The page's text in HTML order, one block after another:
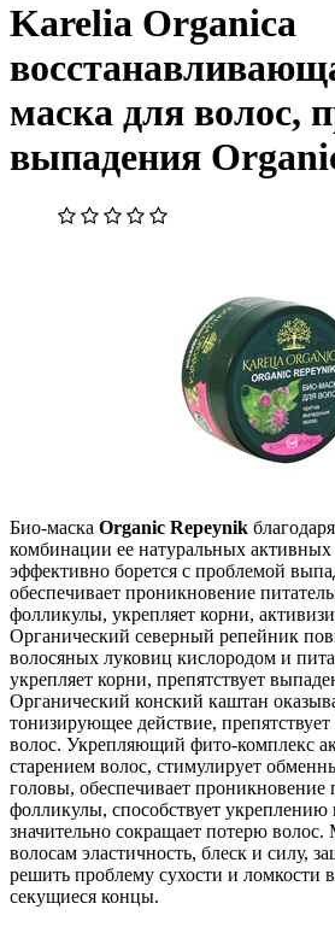
Karelia Organica
маска для волос,
выпадения
Био-маска Organic Repeynik
комбинации ее натуральных
эффективно борется с проблемой
обеспечивает проникновение
фолликулы, укрепляет корни,
Органический северный репейник
волосяных луковиц кислородом и
укрепляет корни, препятствует
Органический конский каштан
тонизирующее действие,
волос. Укрепляющий фито-комплекс
старением волос, стимулирует
головы, обеспечивает проникновение
фолликулы, способствует укреплению
значительно сокращает потерю
волосам эластичность, блеск и силу,
решить проблему сухости и ломкости
секущиеся концы.